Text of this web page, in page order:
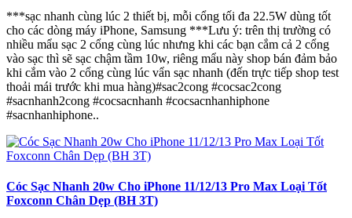
***sạc nhanh cùng lúc 2 thiết bị, mỗi cổng tối đa 22.5W dùng tốt
cho các dòng máy iPhone, Samsung ***Lưu ý: trên thị trường có
nhiều mẩu sạc 2 cổng cùng lúc nhưng khi các bạn cắm cả 2 cổng
vào sạc thì sẽ sạc chậm tầm 10w, riêng mẩu này shop bán đảm bảo
khi cắm vào 2 cổng cùng lúc vẩn sạc nhanh (đến trực tiếp shop test
thoải mái trước khi mua hàng)#sac2cong #cocsac2cong
#sacnhanh2cong #cocsacnhanh #cocsacnhanhiphone
#sacnhanhiphone..
Cóc Sạc Nhanh 20w Cho iPhone 11/12/13 Pro Max Loại Tốt
Foxconn Chân Dẹp (BH 3T)